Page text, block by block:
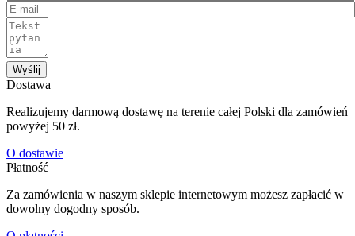
Wyślij
Dostawa
Realizujemy darmową dostawę na terenie całej Polski dla zamówień
powyżej 50 zł.
O dostawie
Płatność
Za zamówienia w naszym sklepie internetowym możesz zapłacić w
dowolny dogodny sposób.